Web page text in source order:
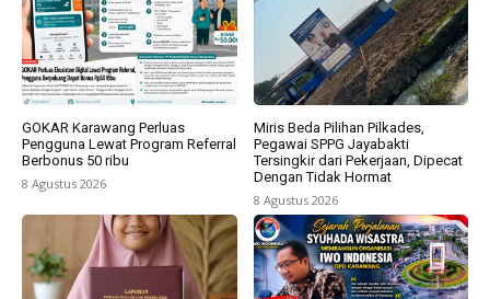
GOKAR Karawang Perluas
Pengguna Lewat Program Referral
Berbonus 50 ribu
8 Agustus 2026
Miris Beda Pilihan Pilkades,
Pegawai SPPG Jayabakti
Tersingkir dari Pekerjaan, Dipecat
Dengan Tidak Hormat
8 Agustus 2026